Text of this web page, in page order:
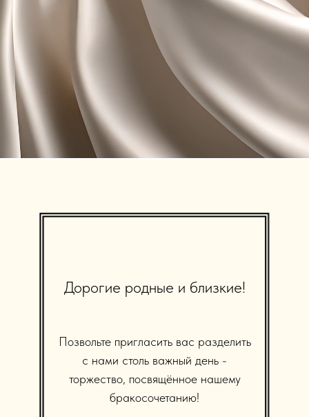
Дорогие родные и близкие!
Позвольте пригласить вас разделить
с нами столь важный день -
торжество, посвящённое нашему
бракосочетанию!